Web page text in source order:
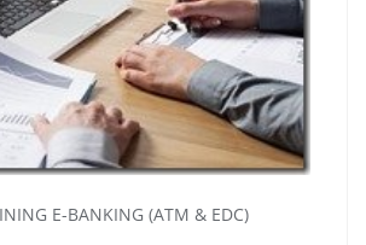
E-BANKING (ATM & EDC)